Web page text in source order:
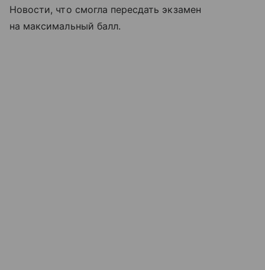
Новости, что смогла пересдать экзамен
на максимальный балл.